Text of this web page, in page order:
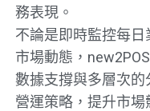
務表現。
不論是即時監控每
市場動態，
數據支撐與多層次
營運策略，提升市場